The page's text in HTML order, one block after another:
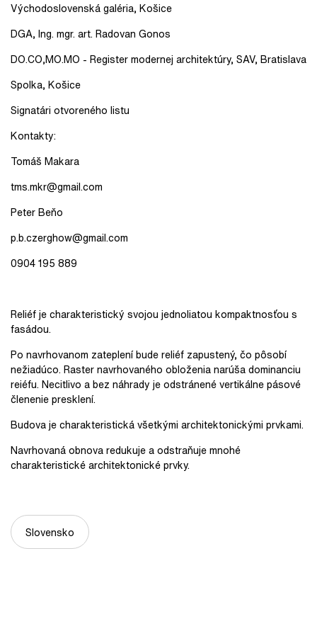
Východoslovenská galéria, Košice
DGA, Ing. mgr. art. Radovan Gonos
DO.CO,MO.MO - Register modernej architektúry, SAV, Bratislava
Spolka, Košice
Signatári otvoreného listu
Kontakty:
Tomáš Makara
tms.mkr@gmail.com
Peter Beňo
p.b.czerghow@gmail.com
0904 195 889
Reliéf je charakteristický svojou jednoliatou kompaktnosťou s
fasádou.
Po navrhovanom zateplení bude reliéf zapustený, čo pôsobí
nežiadúco. Raster navrhovaného obloženia narúša dominanciu
reiéfu. Necitlivo a bez náhrady je odstránené vertikálne pásové
členenie presklení.
Budova je charakteristická všetkými architektonickými prvkami.
Navrhovaná obnova redukuje a odstraňuje mnohé
charakteristické architektonické prvky.
Slovensko